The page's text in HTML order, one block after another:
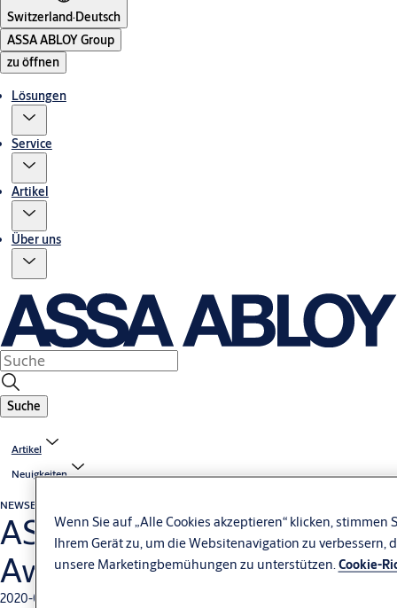
Switzerland·Deutsch
ASSA ABLOY Group
zu öffnen
Lösungen
Service
Artikel
Über uns
Suche
Artikel
Neuigkeiten
NEWSBericht
ASSA ABLOY Red Dot
Award Gewinner 2019
2020-02-03
Wenn Sie auf „Alle Cookies akzeptieren“ klicken, stimmen
Ihrem Gerät zu, um die Websitenavigation zu
unsere Marketingbemühungen zu unterstützen.Cookie-